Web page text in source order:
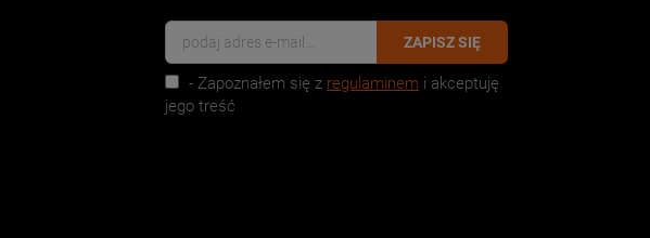
ZAPISZ SIĘ
- Zapoznałem się z regulaminem i akceptuję
jego treść